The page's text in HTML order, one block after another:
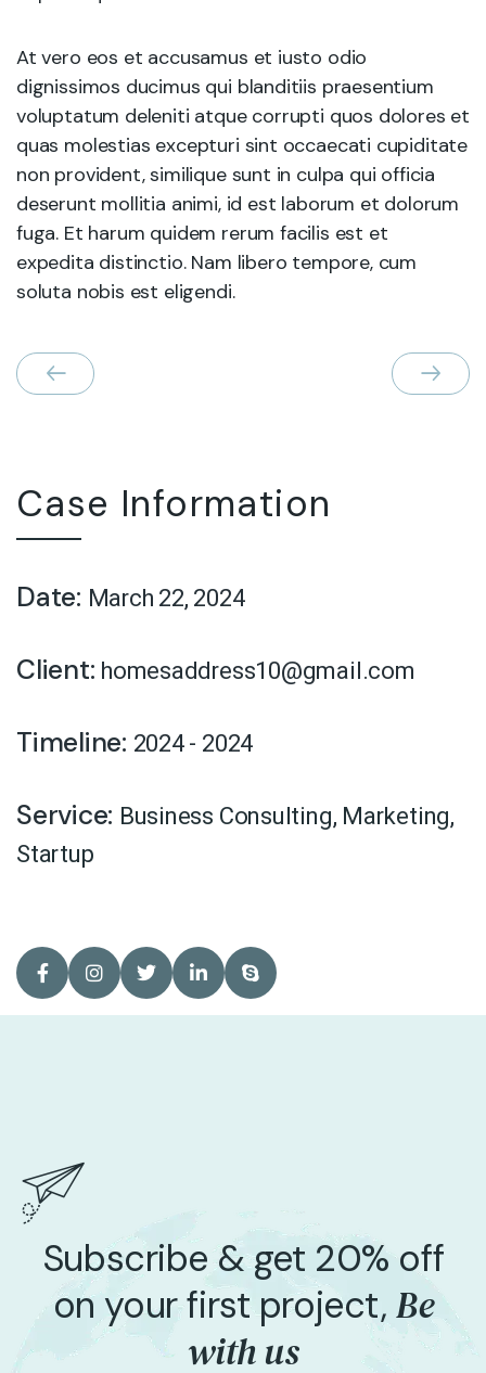
At vero eos et accusamus et iusto odio
dignissimos ducimus qui blanditiis praesentium
voluptatum deleniti atque corrupti quos dolores et
quas molestias excepturi sint occaecati cupiditate
non provident, similique sunt in culpa qui officia
deserunt mollitia animi, id est laborum et dolorum
fuga. Et harum quidem rerum facilis est et
expedita distinctio. Nam libero tempore, cum
soluta nobis est eligendi.
Case Information
Date: March 22, 2024
Client: homesaddress10@gmail.com
Timeline: 2024 - 2024
Service: Business Consulting, Marketing,
Startup
Subscribe & get 20% off
on your first project,Be
with us